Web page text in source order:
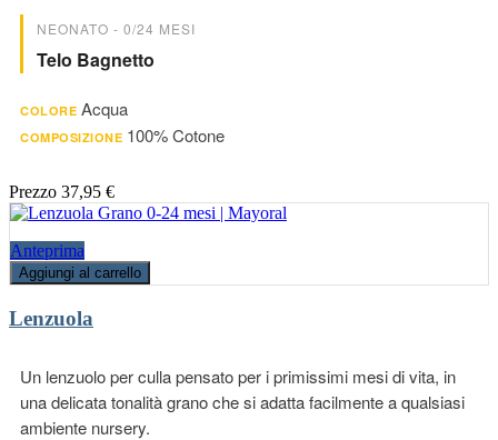
NEONATO - 0/24 MESI
Telo Bagnetto
COLORE Acqua
COMPOSIZIONE 100% Cotone
Prezzo 37,95 €
Anteprima
Aggiungi al carrello
Lenzuola
Un lenzuolo per culla pensato per i primissimi mesi di vita, in
una delicata tonalità grano che si adatta facilmente a qualsiasi
ambiente nursery.